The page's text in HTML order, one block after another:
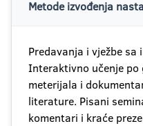
Metode izvođenja
Predavanja i vježbe
Interaktivno učenje po
meterijala i
literature. Pisani
komentari i kraće